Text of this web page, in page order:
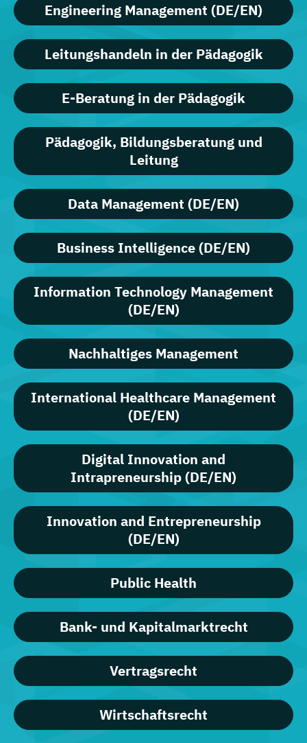
Engineering Management (DE/EN)
Leitungshandeln in der Pädagogik
E-Beratung in der Pädagogik
Pädagogik, Bildungsberatung und
Leitung
Data Management (DE/EN)
Business Intelligence (DE/EN)
Information Technology Management
(DE/EN)
Nachhaltiges Management
International Healthcare Management
(DE/EN)
Digital Innovation and
Intrapreneurship (DE/EN)
Innovation and Entrepreneurship
(DE/EN)
Public Health
Bank- und Kapitalmarktrecht
Vertragsrecht
Wirtschaftsrecht